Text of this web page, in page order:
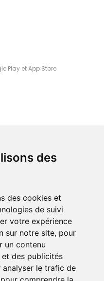
des
des cookies et
de suivi
votre expérience
sur notre site, pour
un contenu
et des publicités
analyser le trafic de
Play et App Store
votre commande à Amiens
ou recevez-là rapidement
sociaux